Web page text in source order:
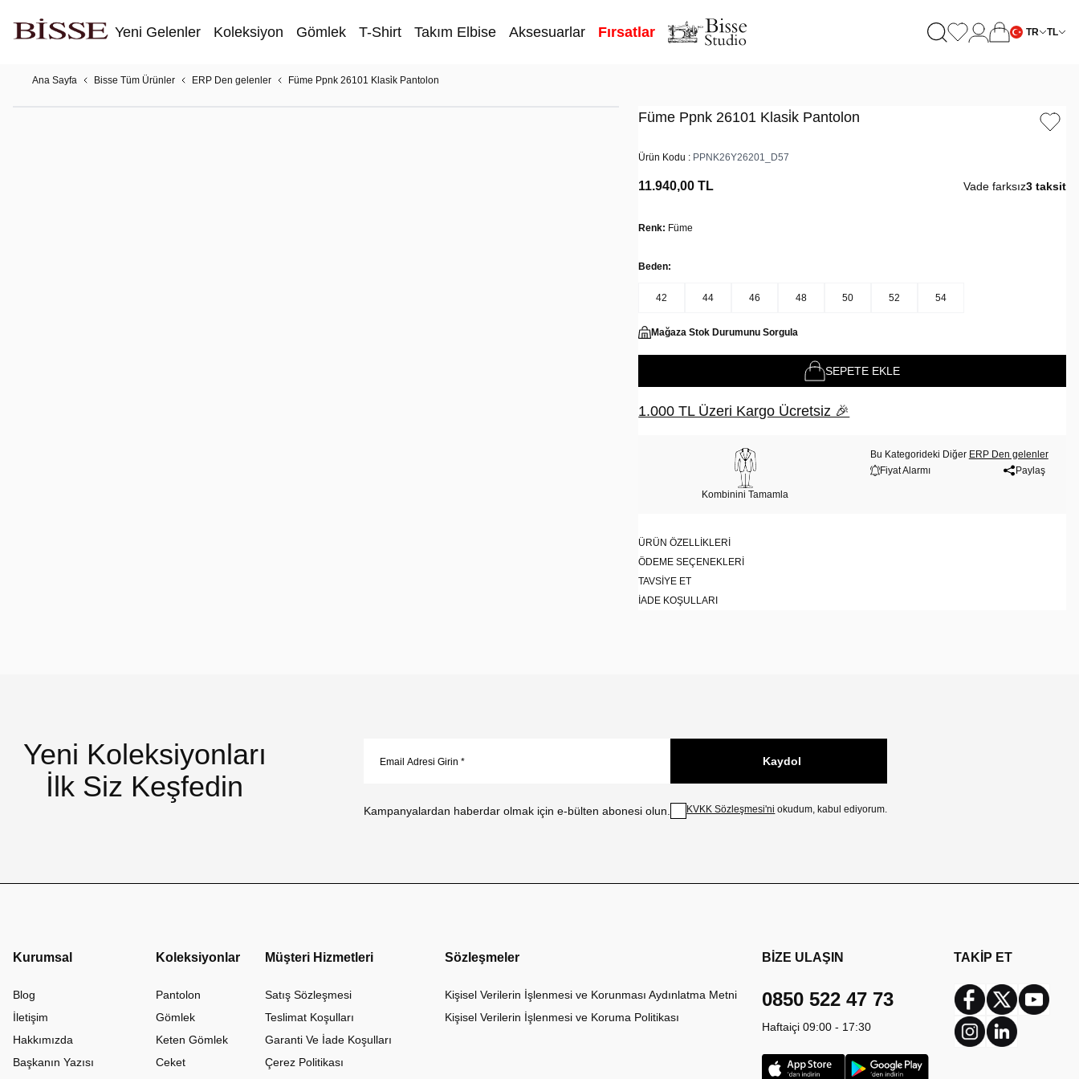
Yeni Gelenler Koleksiyon Gömlek T-Shirt Takım Elbise Aksesuarlar Fırsatlar TR TL
Ana Sayfa Bisse Tüm Ürünler ERP Den gelenler Füme Ppnk 26101 Klasi̇k Pantolon
Füme Ppnk 26101 Klasi̇k Pantolon
Ürün Kodu : PPNK26Y26201_D57
11.940,00 TL Vade farksız3 taksit
Renk: Füme
Beden:
42 44 46 48 50 52 54
Mağaza Stok Durumunu Sorgula
SEPETE EKLE
1.000 TL Üzeri Kargo Ücretsiz 🎉
Kombinini Tamamla
Bu Kategorideki Diğer ERP Den gelenler
Fiyat Alarmı
Paylaş
ÜRÜN ÖZELLIKLERI
ÖDEME SEÇENEKLERI
TAVSIYE ET
İADE KOŞULLARI
Yeni Koleksiyonları
İlk Siz Keşfedin
Kampanyalardan haberdar olmak için e-bülten abonesi olun.
Kaydol
KVKK Sözleşmesi'ni okudum, kabul ediyorum.
Kurumsal
Blog
İletişim
Hakkımızda
Başkanın Yazısı
Koleksiyonlar
Pantolon
Gömlek
Keten Gömlek
Ceket
Müşteri Hizmetleri
Satış Sözleşmesi
Teslimat Koşulları
Garanti Ve İade Koşulları
Çerez Politikası
Sözleşmeler
Kişisel Verilerin İşlenmesi ve Korunması Aydınlatma Metni
Kişisel Verilerin İşlenmesi ve Koruma Politikası
BİZE ULAŞIN
0850 522 47 73
Haftaiçi 09:00 - 17:30
TAKİP ET
Facebook
Twitter
InstagramLinkedin